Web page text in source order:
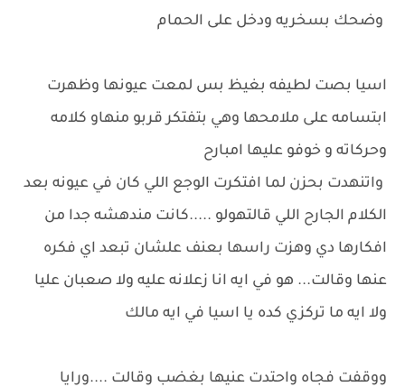
وضحك بسخريه ودخل على الحمام
اسيا بصت لطيفه بغيظ بس لمعت عيونها وظهرت
ابتسامه على ملامحها وهي بتفتكر قربو منهاو كلامه
وحركاته و خوفو عليها امبارح
واتنهدت بحزن لما افتكرت الوجع اللي كان في عيونه بعد
الكلام الجارح اللي قالتهولو .....كانت مندهشه جدا من
افكارها دي وهزت راسها بعنف علشان تبعد اي فكره
عنها وقالت... هو في ايه انا زعلانه عليه ولا صعبان عليا
ولا ايه ما تركزي كده يا اسيا في ايه مالك
ووقفت فجاه واحتدت عنيها بغضب وقالت ....ورايا